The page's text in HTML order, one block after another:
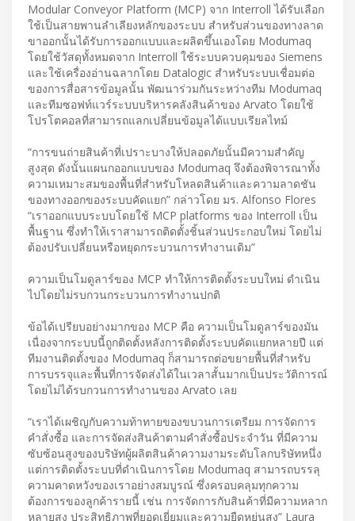
Modular Conveyor Platform (MCP) จาก Interroll ได้รับเลือก
ใช้เป็นสายพานลำเลียงหลักของระบบ สำหรับส่วนของทางลาด
ขาออกนั้นได้รับการออกแบบและผลิตขึ้นเองโดย Modumaq
โดยใช้วัสดุทั้งหมดจาก Interroll ใช้ระบบควบคุมของ Siemens
และใช้เครื่องอ่านฉลากโดย Datalogic สำหรับระบบเชื่อมต่อ
ของการสื่อสารข้อมูลนั้น พัฒนาร่วมกันระหว่างทีม Modumaq
และทีมซอฟท์แวร์ระบบบริหารคลังสินค้าของ Arvato โดยใช้
โปรโตคอลที่สามารถแลกเปลี่ยนข้อมูลได้แบบเรียลไทม์
“การขนถ่ายสินค้าที่เปราะบางให้ปลอดภัยนั้นมีความสำคัญ
สูงสุด ดังนั้นแผนกออกแบบของ Modumaq จึงต้องพิจารณาทั้ง
ความเหมาะสมของพื้นที่สำหรับโหลดสินค้าและความลาดชัน
ของทางออกของระบบคัดแยก” กล่าวโดย มร. Alfonso Flores
“เราออกแบบระบบโดยใช้ MCP platforms ของ Interroll เป็น
พื้นฐาน ซึ่งทำให้เราสามารถติดตั้งชิ้นส่วนประกอบใหม่ โดยไม่
ต้องปรับเปลี่ยนหรือหยุดกระบวนการทำงานเดิม”
ความเป็นโมดูลาร์ของ MCP ทำให้การติดตั้งระบบใหม่ ดำเนิน
ไปโดยไม่รบกวนกระบวนการทำงานปกติ
ข้อได้เปรียบอย่างมากของ MCP คือ ความเป็นโมดูลาร์ของมัน
เนื่องจากระบบนี้ถูกติดตั้งหลังการติดตั้งระบบคัดแยกหลายปี แต่
ทีมงานติดตั้งของ Modumaq ก็สามารถต่อขยายพื้นที่สำหรับ
การบรรจุและพื้นที่การจัดส่งได้ในเวลาสั้นมากเป็นประวัติการณ์
โดยไม่ได้รบกวนการทำงานของ Arvato เลย
“เราได้เผชิญกับความท้าทายของขบวนการเตรียม การจัดการ
คำสั่งซื้อ และการจัดส่งสินค้าตามคำสั่งซื้อประจำวัน ที่มีความ
ซับซ้อนสูงของบริษัทผู้ผลิตสินค้าความงามระดับโลกบริษัทหนึ่ง
แต่การติดตั้งระบบที่ดำเนินการโดย Modumaq สามารถบรรลุ
ความคาดหวังของเราอย่างสมบูรณ์ ซึ่งครอบคลุมทุกความ
ต้องการของลูกค้ารายนี้ เช่น การจัดการกับสินค้าที่มีความหลาก
หลายสูง ประสิทธิภาพที่ยอดเยี่ยมและความยืดหยุ่นสูง” Laura